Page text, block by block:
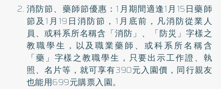
消防節、藥師節優惠：1月期間適逢1月15日藥師
節及1月19日消防節，1月底前，凡消防從業人
員、或科系所名稱含「消防」、「防災」字樣之
教職學生，以及職業藥師、或科系所名稱含
「藥」字樣之教職學生，只要出示工作證、執
照、名片等，就可享有390元入園價，同行親友
也能用699元購票入園。